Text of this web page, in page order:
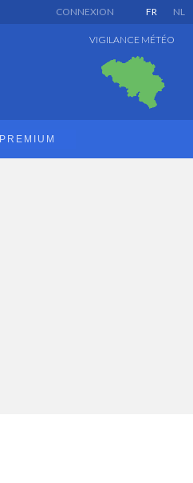
FR NL
CONNEXION
VIGILANCE MÉTÉO
PREMIUM